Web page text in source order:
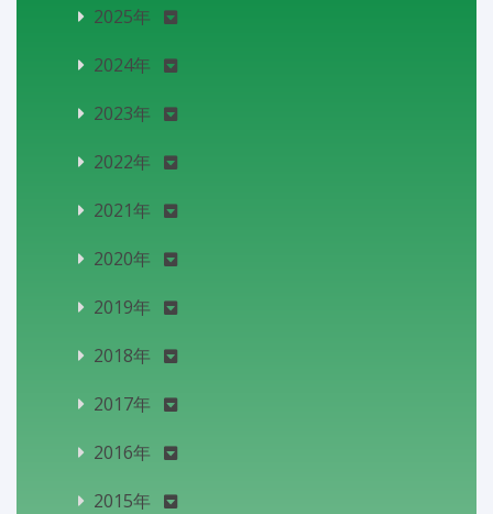
2025年
2024年
2023年
2022年
2021年
2020年
2019年
2018年
2017年
2016年
2015年